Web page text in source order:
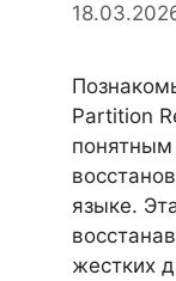
Partition
языке.
жестких